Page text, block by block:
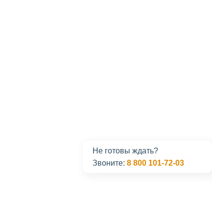
Не готовы ждать?
Звоните: 8 800 101-72-03